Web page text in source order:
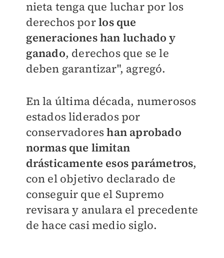
nieta tenga que luchar por los
derechos porlos que
generaciones han luchado y
ganado, derechos que se le
deben garantizar", agregó.
En la última década, numerosos
estados liderados por
conservadoreshan aprobado
normas que limitan
drásticamente esos parámetros,
con el objetivo declarado de
conseguir que el Supremo
revisara y anulara el precedente
de hace casi medio siglo.